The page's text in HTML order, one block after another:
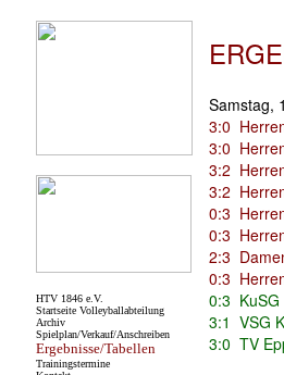
Samstag,
3:0
3:0
3:2
3:2
0:3
0:3
2:3
0:3
0:3 KuSG
3:1 VSG
3:0 TV